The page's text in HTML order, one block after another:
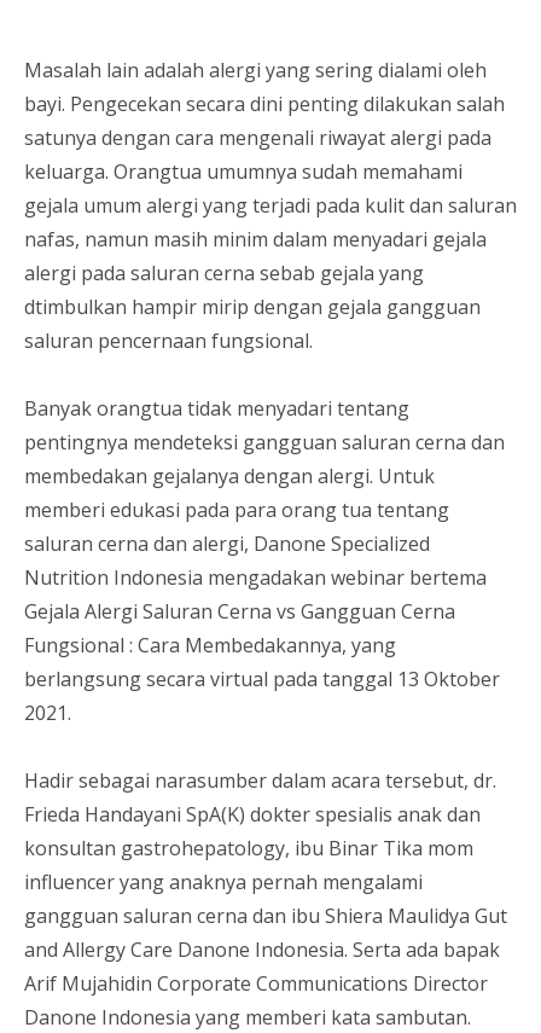
Masalah lain adalah alergi yang sering dialami oleh
bayi. Pengecekan secara dini penting dilakukan salah
satunya dengan cara mengenali riwayat alergi pada
keluarga. Orangtua umumnya sudah memahami
gejala umum alergi yang terjadi pada kulit dan saluran
nafas, namun masih minim dalam menyadari gejala
alergi pada saluran cerna sebab gejala yang
dtimbulkan hampir mirip dengan gejala gangguan
saluran pencernaan fungsional.
Banyak orangtua tidak menyadari tentang
pentingnya mendeteksi gangguan saluran cerna dan
membedakan gejalanya dengan alergi. Untuk
memberi edukasi pada para orang tua tentang
saluran cerna dan alergi, Danone Specialized
Nutrition Indonesia mengadakan webinar bertema
Gejala Alergi Saluran Cerna vs Gangguan Cerna
Fungsional : Cara Membedakannya, yang
berlangsung secara virtual pada tanggal 13 Oktober
2021.
Hadir sebagai narasumber dalam acara tersebut, dr.
Frieda Handayani SpA(K) dokter spesialis anak dan
konsultan gastrohepatology, ibu Binar Tika mom
influencer yang anaknya pernah mengalami
gangguan saluran cerna dan ibu Shiera Maulidya Gut
and Allergy Care Danone Indonesia. Serta ada bapak
Arif Mujahidin Corporate Communications Director
Danone Indonesia yang memberi kata sambutan.